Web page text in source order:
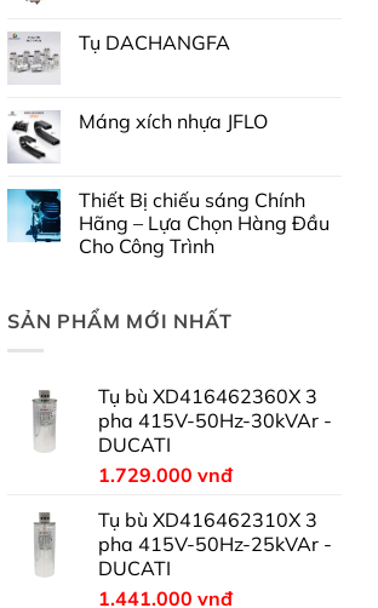
Tụ DACHANGFA
Máng xích nhựa JFLO
Thiết Bị chiếu sáng Chính
Hãng – Lựa Chọn Hàng Đầu
Cho Công Trình
SẢN PHẨM MỚI NHẤT
Tụ bù XD416462360X 3
pha 415V-50Hz-30kVAr -
DUCATI
1.729.000 vnđ
Tụ bù XD416462310X 3
pha 415V-50Hz-25kVAr -
DUCATI
1.441.000 vnđ